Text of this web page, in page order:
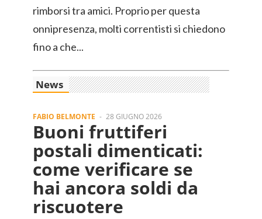
rimborsi tra amici. Proprio per questa
onnipresenza, molti correntisti si chiedono
fino a che...
News
FABIO BELMONTE - 28 GIUGNO 2026
Buoni fruttiferi
postali dimenticati:
come verificare se
hai ancora soldi da
riscuotere